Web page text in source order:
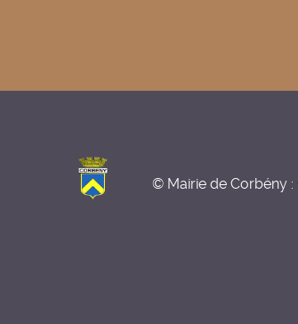
© Mairie de Corbény :